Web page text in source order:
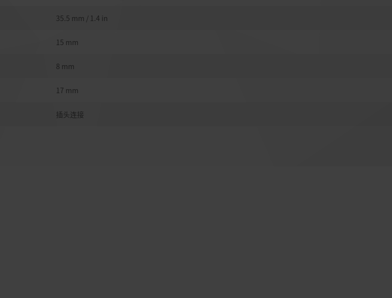
35.5 mm / 1.4 in
15 mm
8 mm
17 mm
插头连接